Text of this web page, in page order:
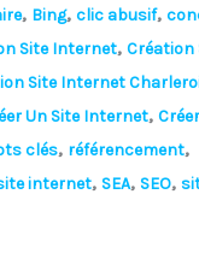
, Bing, clic abusif,
Site Internet, Création
Site Internet
Un Site Internet,
clés, référencement,
internet, SEA, SEO,